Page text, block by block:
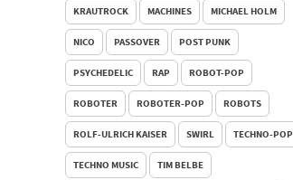
KRAUTROCK MACHINES MICHAEL HOLM
NICO PASSOVER POST PUNK
PSYCHEDELIC RAP ROBOT-POP
ROBOTER ROBOTER-POP ROBOTS
ROLF-ULRICH KAISER SWIRL TECHNO-POP
TECHNO MUSIC TIM BELBE